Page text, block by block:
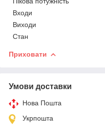
Входи
Виходи
Стан
Приховати
Умови доставки
Нова Пошта
Укрпошта